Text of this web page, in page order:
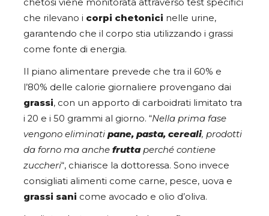
che rilevano i corpi chetonici nelle urine,
garantendo che il corpo stia utilizzando i grassi
come fonte di energia.
Il piano alimentare prevede che tra il 60% e
l’80% delle calorie giornaliere provengano dai
grassi, con un apporto di carboidrati limitato tra
i 20 e i 50 grammi al giorno. “Nella prima fase
vengono eliminati pane, pasta, cereali, prodotti
da forno ma anche frutta perché contiene
zuccheri“, chiarisce la dottoressa. Sono invece
consigliati alimenti come carne, pesce, uova e
grassi sani come avocado e olio d’oliva.